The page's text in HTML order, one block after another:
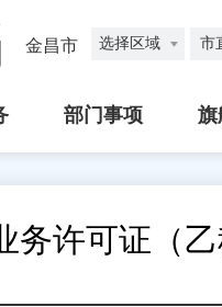
金昌市 选择区域 市
部门事项 旗
务许可证（